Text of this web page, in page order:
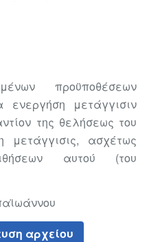
προϋποθέσεων
μετάγγισιν
της θελήσεως του
ασχέτως
αυτού (του
αρχείου